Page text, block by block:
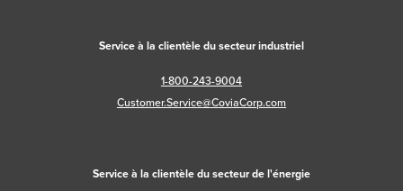
Service à la clientèle du secteur industriel
1-800-243-9004
Customer.Service@CoviaCorp.com
Service à la clientèle du secteur de l'énergie